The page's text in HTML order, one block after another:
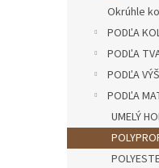
Okrúhle
PODĽA
PODĽA
PODĽA
PODĽA
UMELÝ